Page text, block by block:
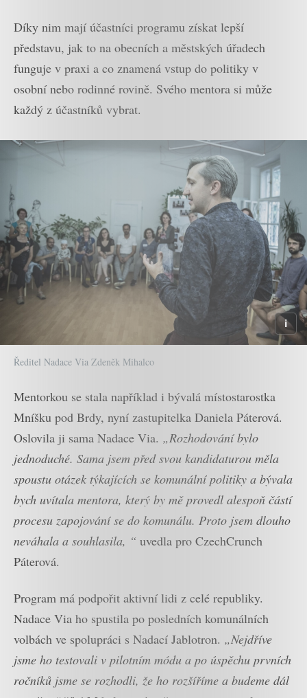
Díky nim mají účastníci programu získat lepší
představu, jak to na obecních a městských úřadech
funguje v praxi a co znamená vstup do politiky v
osobní nebo rodinné rovině. Svého mentora si může
každý z účastníků vybrat.
Ředitel Nadace Via Zdeněk Mihalco
Mentorkou se stala například i bývalá místostarostka
Mníšku pod Brdy, nyní zastupitelka Daniela Páterová.
Oslovila ji sama Nadace Via. „Rozhodování bylo
jednoduché. Sama jsem před svou kandidaturou měla
spoustu otázek týkajících se komunální politiky a bývala
bych uvítala mentora, který by mě provedl alespoň částí
procesu zapojování se do komunálu. Proto jsem dlouho
neváhala a souhlasila, “ uvedla pro CzechCrunch
Páterová.
Program má podpořit aktivní lidi z celé republiky.
Nadace Via ho spustila po posledních komunálních
volbách ve spolupráci s Nadací Jablotron. „Nejdříve
jsme ho testovali v pilotním módu a po úspěchu prvních
ročníků jsme se rozhodli, že ho rozšíříme a budeme dál